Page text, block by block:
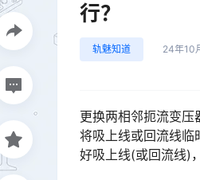
行？
轨魅知道 24年10
更换两相邻扼流变压
将吸上线或回流线临
好吸上线(或回流线)